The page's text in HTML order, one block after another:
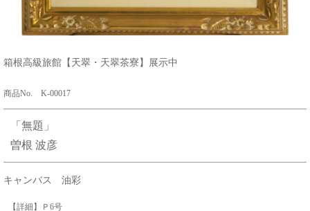
箱根高級旅館【天翠・天翠茶寮】展示中
商品No. K-00017
「無題」
曽根 波彦
キャンバス 油彩
【詳細】Ｐ6号